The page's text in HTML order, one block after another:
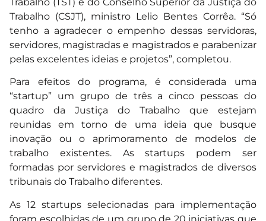
Trabalho (CSJT), ministro Lelio Bentes Corrêa. “Só
tenho a agradecer o empenho dessas servidoras,
servidores, magistradas e magistrados e parabenizar
pelas excelentes ideias e projetos”, completou.
Para efeitos do programa, é considerada uma
“startup” um grupo de três a cinco pessoas do
quadro da Justiça do Trabalho que estejam
reunidas em torno de uma ideia que busque
inovação ou o aprimoramento de modelos de
trabalho existentes. As startups podem ser
formadas por servidores e magistrados de diversos
tribunais do Trabalho diferentes.
As 12 startups selecionadas para implementação
foram escolhidas de um grupo de 20 iniciativas que